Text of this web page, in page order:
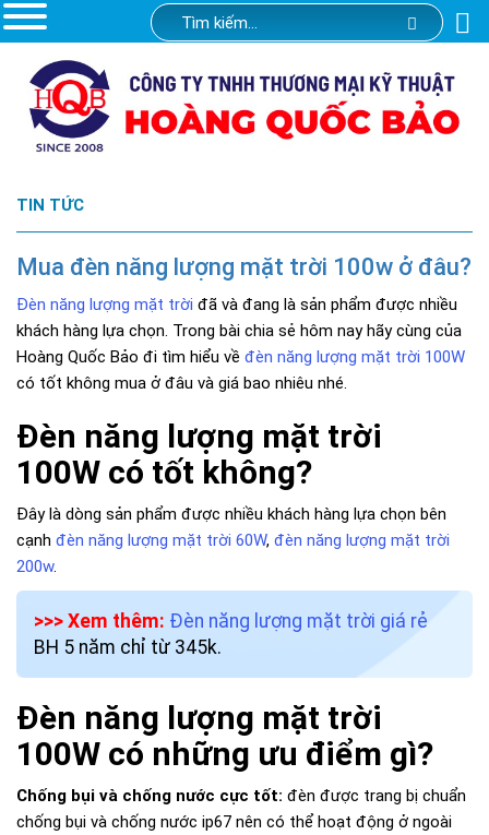
TIN TỨC
Mua đèn năng lượng mặt trời 100w ở đâu?
Đèn năng lượng mặt trời đã và đang là sản phẩm được nhiều
khách hàng lựa chọn. Trong bài chia sẻ hôm nay hãy cùng của
Hoàng Quốc Bảo đi tìm hiểu về đèn năng lượng mặt trời 100W
có tốt không mua ở đâu và giá bao nhiêu nhé.
Đèn năng lượng mặt trời
100W có tốt không?
Đây là dòng sản phẩm được nhiều khách hàng lựa chọn bên
cạnh đèn năng lượng mặt trời 60W, đèn năng lượng mặt trời
200w.
>>> Xem thêm: Đèn năng lượng mặt trời giá rẻ
BH 5 năm chỉ từ 345k.
Đèn năng lượng mặt trời
100W có những ưu điểm gì?
Chống bụi và chống nước cực tốt: đèn được trang bị chuẩn
chống bụi và chống nước ip67 nên có thể hoạt động ở ngoài